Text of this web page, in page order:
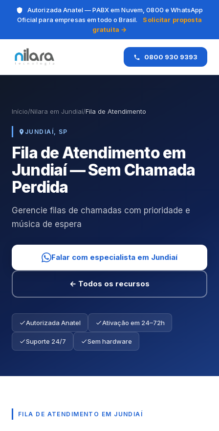
Autorizada Anatel — PABX em Nuvem, 0800 e WhatsApp
Oficial para empresas em todo o Brasil.
Solicitar proposta
gratuita →
0800 930 9393
Início/Nilara em Jundiaí/Fila de Atendimento
JUNDIAÍ, SP
Fila de Atendimento em
Jundiaí — Sem Chamada
Perdida
Gerencie filas de chamadas com prioridade e
música de espera
Falar com especialista em Jundiaí
← Todos os recursos
Autorizada Anatel Ativação em 24–72h
Suporte 24/7 Sem hardware
FILA DE ATENDIMENTO EM JUNDIAÍ